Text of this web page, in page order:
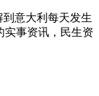
意大利每天发生
实事资讯，民生资